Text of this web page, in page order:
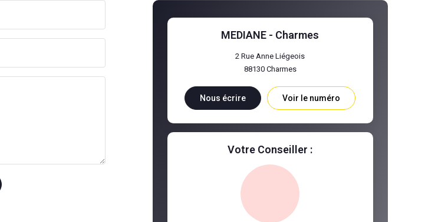
MEDIANE - Charmes
2 Rue Anne Liégeois
88130 Charmes
Nous écrire Voir le numéro
Votre Conseiller :